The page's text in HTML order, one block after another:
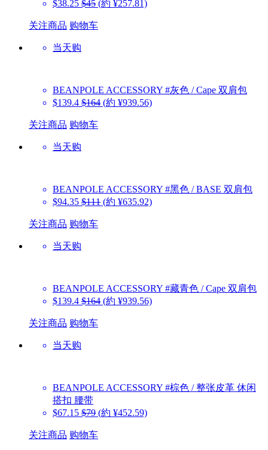
$38.25 $45 (約 ¥257.81)
关注商品 购物车
当天购
BEANPOLE ACCESSORY #灰色 / Cape 双肩包
$139.4 $164 (約 ¥939.56)
关注商品 购物车
当天购
BEANPOLE ACCESSORY #黑色 / BASE 双肩包
$94.35 $111 (約 ¥635.92)
关注商品 购物车
当天购
BEANPOLE ACCESSORY #藏青色 / Cape 双肩包
$139.4 $164 (約 ¥939.56)
关注商品 购物车
当天购
BEANPOLE ACCESSORY #棕色 / 整张皮革 休闲
搭扣 腰带
$67.15 $79 (約 ¥452.59)
关注商品 购物车